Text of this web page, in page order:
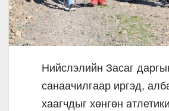
Нийслэлийн Засаг
санаачилгаар иргэд,
хаагчдыг хөнгөн